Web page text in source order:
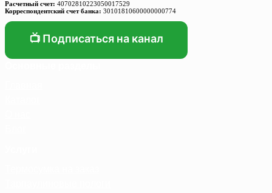
Расчетный счет: 40702810223050017529
Корреспондентский счет банка: 30101810600000000774
📺 Подписаться на канал